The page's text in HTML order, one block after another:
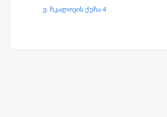
ვ. ჩკალოვის ქუჩა 4